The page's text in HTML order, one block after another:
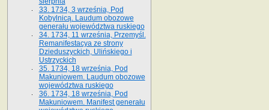
33. 1734, 3 września, Pod
Kobylnicą. Laudum obozowe
generału województwa ruskiego
34. 1734, 11 września, Przemyśl.
Remanifestacya ze strony
Dzieduszyckich, Ulińskiego i
Ustrzyckich
35. 1734, 18 września, Pod
Makuniowem. Laudum obozowe
województwa ruskiego
36. 1734, 18 września, Pod
Makuniowem. Manifest generału